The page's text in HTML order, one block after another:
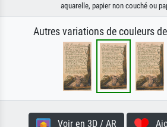
aquarelle, papier non couché ou
Autres variations de couleurs
Voir en 3D / AR